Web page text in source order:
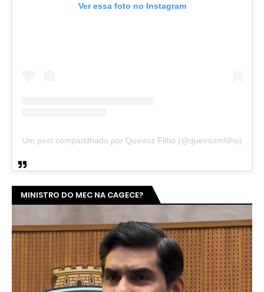
Ver essa foto no Instagram
Um post compartilhado por Queiroz Filho (@queirozmfilho)
MINISTRO DO MEC NA CAGECE?